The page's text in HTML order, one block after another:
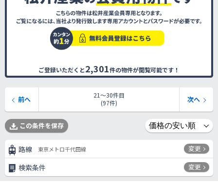
ご登録いただくと2,301件の物件が閲覧可能です！
21〜30件目
(97件)
前へ 次へ
この条件を保存
路線 東京メトロ千代田線 変更
検索条件 変更